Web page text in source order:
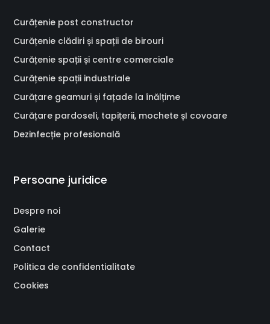
Curățenie post constructor
Curățenie clădiri și spații de birouri
Curățenie spații și centre comerciale
Curățenie spații industriale
Curățare geamuri și fațade la înălțime
Curățare pardoseli, tapițerii, mochete șI covoare
Dezinfecție profesională
Persoane juridice
Despre noi
Galerie
Contact
Politica de confidentialitate
Cookies